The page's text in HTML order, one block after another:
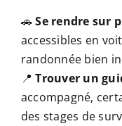
🚗Se rendre sur
accessibles en
randonnée bien
📍Trouver un
accompagné,
des stages de